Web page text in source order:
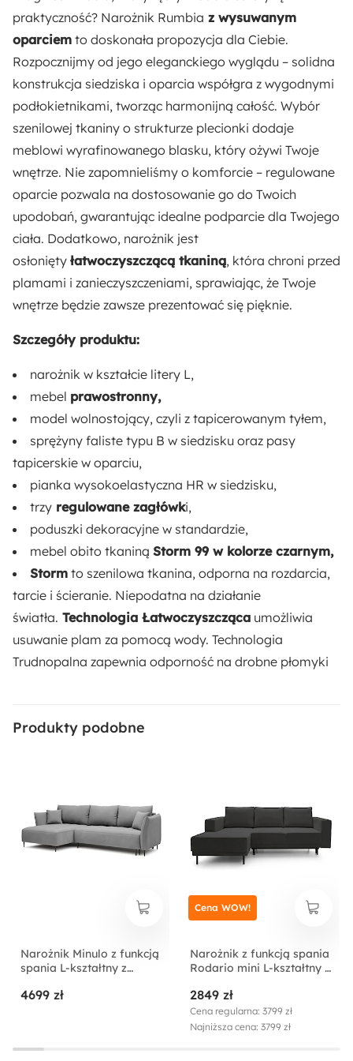
Odpowiedzialny wybór:
Wyprodukowano w Polsce
Wysokość:
94 cm
Głębokość:
208 cm
Szerokość:
260 cm
Wysokość nóżek:
Wysokość oparcia:
Szerokość otomany:
87 cm
Wysokość siedziska:
45 cm
Głębokość siedziska:
68 cm
Szerokość siedziska:
140 cm
Szerokość podłokietnika:
Wysokość podłokietników:
90 cm
Liczba poduszek:
Liczba miejsc:
4
praktyczność? Narożnik Rumbia z wysuwanym
oparciem to doskonała propozycja dla Ciebie.
Rozpocznijmy od jego eleganckiego wyglądu – solidna
konstrukcja siedziska i oparcia współgra z wygodnymi
podłokietnikami, tworząc harmonijną całość. Wybór
szenilowej tkaniny o strukturze plecionki dodaje
meblowi wyrafinowanego blasku, który ożywi Twoje
wnętrze. Nie zapomnieliśmy o komforcie – regulowane
oparcie pozwala na dostosowanie go do Twoich
upodobań, gwarantując idealne podparcie dla Twojego
ciała. Dodatkowo, narożnik jest
osłonięty łatwoczyszczącą tkaniną, która chroni przed
plamami i zanieczyszczeniami, sprawiając, że Twoje
wnętrze będzie zawsze prezentować się pięknie.
Szczegóły produktu:
narożnik w kształcie litery L,
mebel prawostronny,
model wolnostojący, czyli z tapicerowanym tyłem,
sprężyny faliste typu B w siedzisku oraz pasy
tapicerskie w oparciu,
pianka wysokoelastyczna HR w siedzisku,
trzy regulowane zagłówki,
poduszki dekoracyjne w standardzie,
mebel obito tkaniną Storm 99 w kolorze czarnym,
Storm to szenilowa tkanina, odporna na rozdarcia,
tarcie i ścieranie. Niepodatna na działanie
światła. Technologia Łatwoczyszcząca umożliwia
usuwanie plam za pomocą wody. Technologia
Trudnopalna zapewnia odporność na drobne płomyki
Produkty podobne
Narożnik Minulo z funkcją
spania L-kształtny z
lewostronny hydrofobowy
4699 zł
Narożnik z funkcją spania
Rodario mini L-kształtny z
sztruks lewostronny
2849 zł
Cena regularna: 3799 zł
Najniższa cena: 3799 zł
Cena WOW!